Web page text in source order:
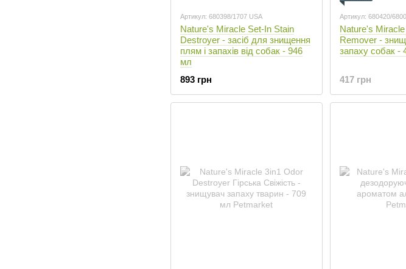
Артикул: 680398/1707 USA
Nature's Miracle Set-In Stain
Destroyer - засіб для знищення
плям і запахів від собак - 946
мл
893 грн
Артикул: 680420/
Nature's
Remover -
запаху собак -
417 грн